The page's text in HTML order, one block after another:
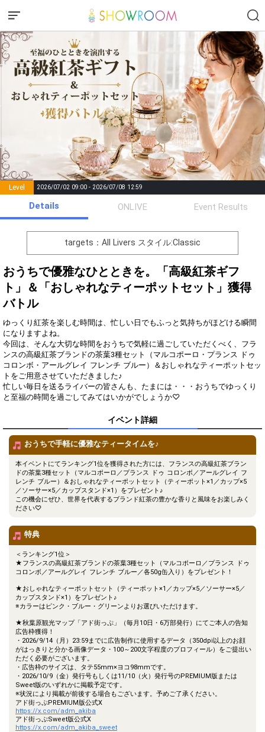
Level 2026/07/02 09:00 - 2026/07/08 12:59
Points List of Goal
number of
positions
Rema
0 Event Begins!
オリジナルアバター制作権獲
得！
Gifting
the live performance.
First, try throwing free Stars
(once a day)! You can also charge
Show Gold to purchase gifts
(available from 1 JPY)! When you
continue to send gifts to the
performer(s), the performer's
popularity ranking and your
ranking go up.
To send performers paid items,
you must use Show Gold.
Comments
refrain from posting comments
other users.
Close
Details ONLIVE Event Results
targets：All Livers スタイル:Classic
おうちで優雅なひとときを。「高級紅茶ギフ
ト」＆「おしゃれなティーポットセット」獲得
バトル
ゆっくり紅茶を楽しむ時間は、忙しい日でもふっと気持ちがほどける瞬間
になりますよね。
今回は、そんな大切な時間をおうちで気軽に過ごしていただくべく、フラ
ンスの高級紅茶ブランドの茶葉3種セット（マルコポーロ・プランス ドゥ
コロンボ・アールグレイ フレンチ ブルー）＆おしゃれなティーポットセッ
トをご用意させていただきました♪
忙しい毎日を送るライバーの皆さんも、たまには・・・おうちでゆっくり
と至福の時間を過ごしてみてはいかがでしょうか♡
イベント詳細
おうちで手軽に優雅なティータイムを♪
本イベントにてランキング1位を獲得された方には、フランスの高級紅茶ブラン
ドの茶葉3種セット（マルコポーロ／プランス ドゥ コロンボ／アールグレイ フ
レンチ ブルー）＆おしゃれなティーポットセット（ティーポット×1／カップ×5
／ソーサー×5／カップスタンド×1）をプレゼント♪
この機会にぜひ、世界を代表するブランド紅茶の豊かな香りと風味をお楽しみく
ださい♡
特典
＜ランキング1位＞
★フランスの高級紅茶ブランドの茶葉3種セット（マルコポーロ／プランス ドゥ
コロンボ／アールグレイ フレンチ ブルー／各50g缶入り）をプレゼント！
★おしゃれなティーポットセット（ティーポット×1／カップ×5／ソーサー×5／
カップスタンド×1）をプレゼント♪
※カラーはピンク・ブルー・グリーンよりお選びいただけます。
★秋葉原観光マップ「アド街っぷ」（毎月10日・6万部発行）にてご本人の告知
広告枠獲得！
・2026/9/14（月）23:59までに広告制作に使用するデータ（350dpi以上のお顔
がはっきりと分かる画像データ・100～200文字程度のプロフィール）をご提出い
ただく必要がございます。
・広告枠のサイズは、タテ55mm×ヨコ98mmです。
・2026/10/9（金）発行号もしくは11/10（火）発行号のPREMIUM版または
Sweet版のいずれかに掲載予定です。
※状況により掲載が前後する場合もございます。予めご了承ください。
アド街っぷPREMIUM版公式X
https://x.com/adm_akiba
アド街っぷSweet版公式X
https://x.com/adm_akiba_sweet